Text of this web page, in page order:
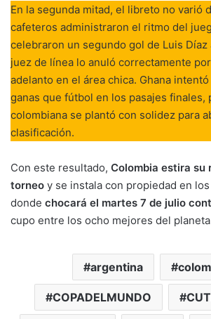
En la segunda mitad, el libreto no varió
cafeteros administraron el ritmo del
celebraron un segundo gol de Luis Díaz
juez de línea lo anuló correctamente
adelanto en el área chica. Ghana
ganas que fútbol en los pasajes finales,
colombiana se plantó con solidez para
clasificación.
Con este resultado, Colombia estira su
torneo y se instala con propiedad en
donde chocará el martes 7 de julio
cupo entre los ocho mejores del
argentina
COPADELMUNDO